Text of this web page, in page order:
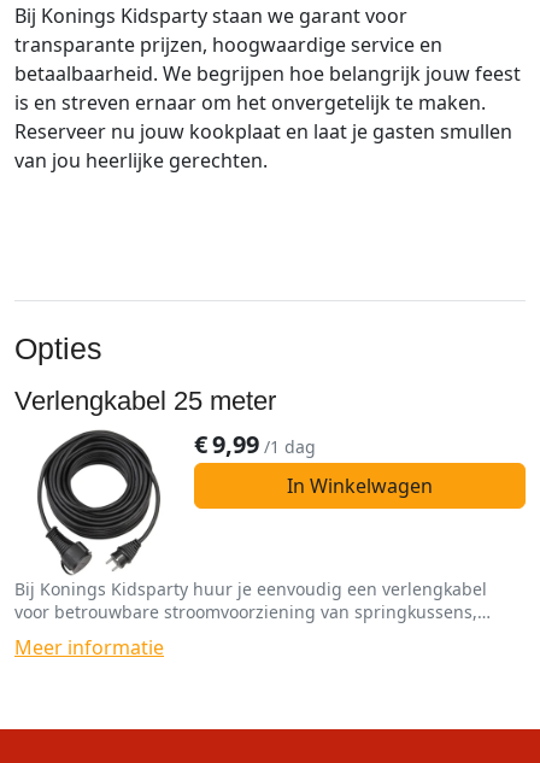
Bij Konings Kidsparty staan we garant voor
transparante prijzen, hoogwaardige service en
betaalbaarheid. We begrijpen hoe belangrijk jouw feest
is en streven ernaar om het onvergetelijk te maken.
Reserveer nu jouw kookplaat en laat je gasten smullen
van jou heerlijke gerechten.
Opties
Verlengkabel 25 meter
€9,99 /1 dag
In Winkelwagen
Bij Konings Kidsparty huur je eenvoudig een verlengkabel
voor betrouwbare stroomvoorziening van springkussens,
spellen en funfoodmachines.
Meer informatie